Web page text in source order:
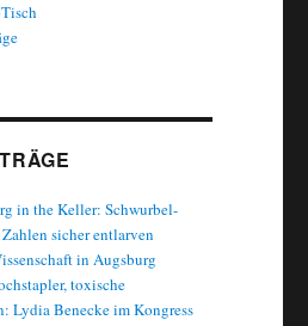
in the Keller: Schwurbel-
sicher entlarven
in Augsburg
toxische
Lydia Benecke im Kongress